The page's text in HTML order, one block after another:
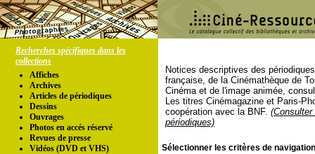
Recherches spécifiques dans les
collections
Affiches
Archives
Articles de périodiques
Dessins
Ouvrages
Photos en accés réservé
Revues de presse
Vidéos (DVD et VHS)
Notices descriptives des
française, de la Cinémathèque de
Cinéma et de l'image animée,
Les titres Cinémagazine et Paris-
coopération avec la BNF.
périodiques)
Sélectionner les critères de